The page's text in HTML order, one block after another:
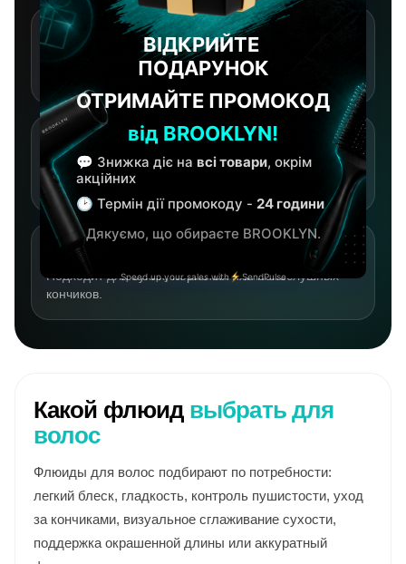
Гладкость
Помогает уменьшить пушистость и сделать длину
более послушной.
Блеск
Добавляет волосам сияние, аккуратность и более
ухоженный вид.
Кончики
Подходит для сухих, пористых или непослушных
кончиков.
Какой флюид выбрать для
волос
Флюиды для волос подбирают по потребности:
легкий блеск, гладкость, контроль пушистости, уход
за кончиками, визуальное сглаживание сухости,
поддержка окрашенной длины или аккуратный